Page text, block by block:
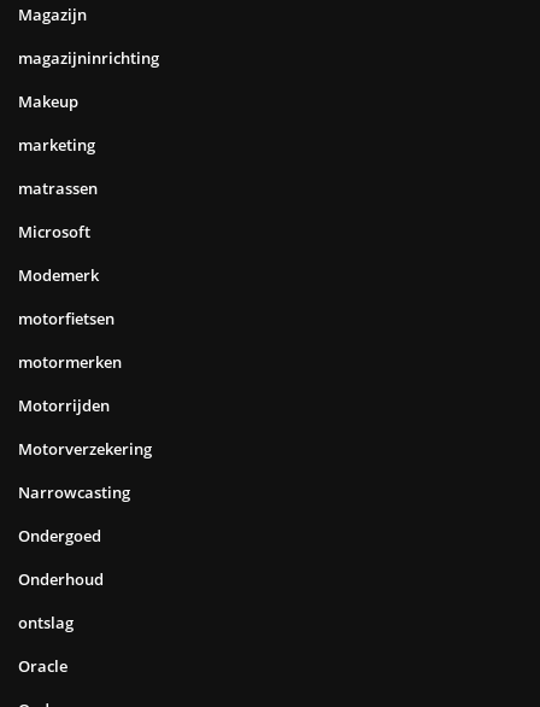
Magazijn
magazijninrichting
Makeup
marketing
matrassen
Microsoft
Modemerk
motorfietsen
motormerken
Motorrijden
Motorverzekering
Narrowcasting
Ondergoed
Onderhoud
ontslag
Oracle